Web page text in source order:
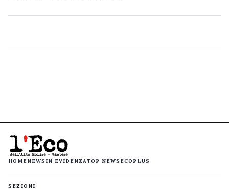
HOMENEWS IN EVIDENZATOP NEWS ECOPLUS
SEZIONI